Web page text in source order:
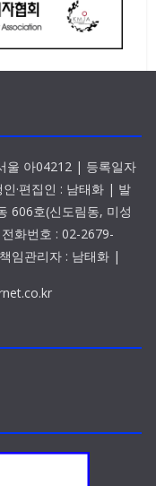
울 아04212 | 등록일자
·편집인 : 남태화 | 발
606호(신도림동, 미성
화번호 : 02-2679-
임관리자 : 남태화 |